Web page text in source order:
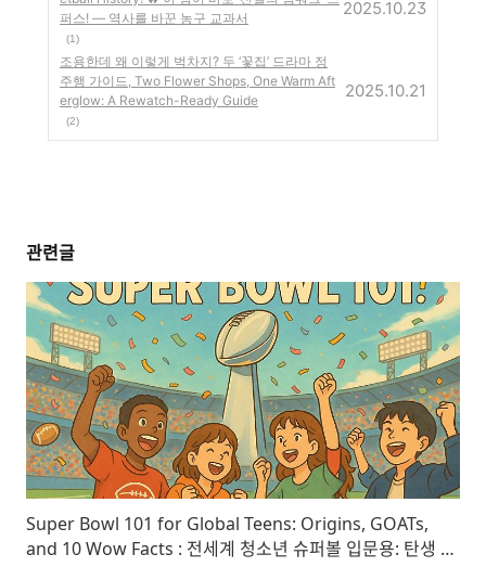
퍼스! — 역사를 바꾼 농구 교과서
(1)
2025.10.23
조용한데 왜 이렇게 벅차지? 두 ‘꽃집’ 드라마 정
주행 가이드, Two Flower Shops, One Warm Aft
erglow: A Rewatch-Ready Guide
(2)
2025.10.21
관련글
Super Bowl 101 for Global Teens: Origins, GOATs,
and 10 Wow Facts : 전세계 청소년 슈퍼볼 입문용: 탄생 비